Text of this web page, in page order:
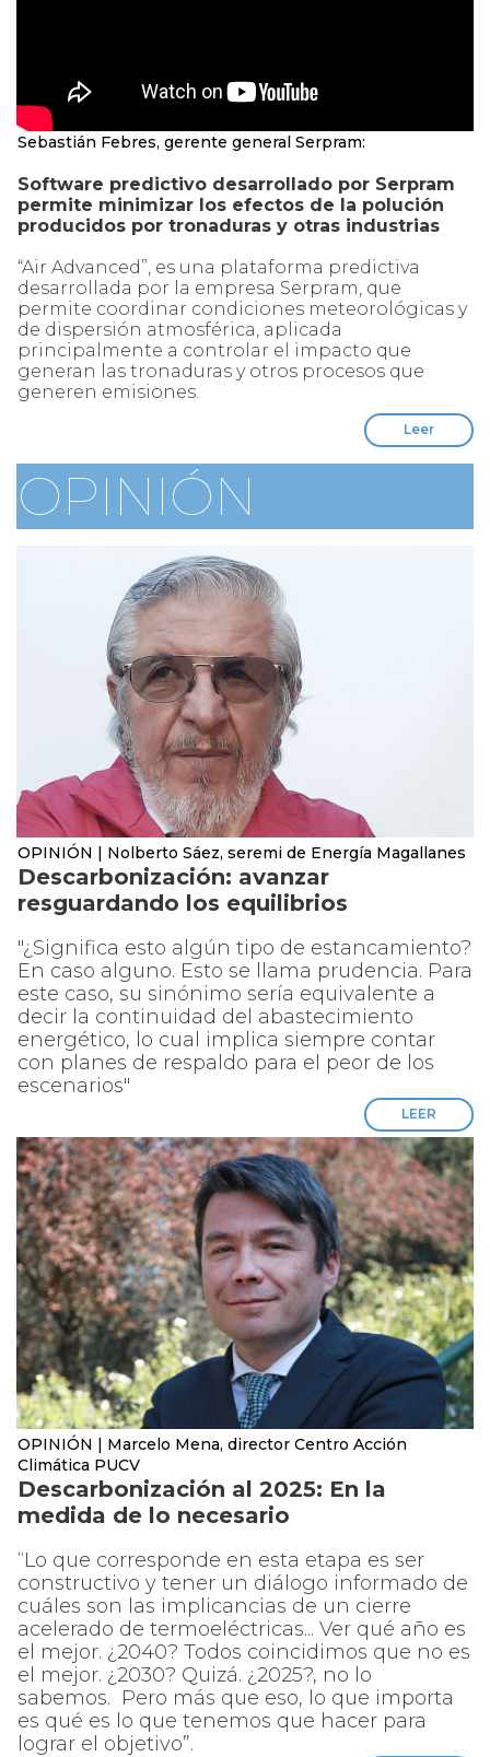
Sebastián Febres, gerente general Serpram:
Software predictivo desarrollado por Serpram
permite minimizar los efectos de la polución
producidos por tronaduras y otras industrias
“Air Advanced”, es una plataforma predictiva
desarrollada por la empresa Serpram, que
permite coordinar condiciones meteorológicas y
de dispersión atmosférica, aplicada
principalmente a controlar el impacto que
generan las tronaduras y otros procesos que
generen emisiones.
Leer
OPINIÓN
OPINIÓN | Nolberto Sáez, seremi de Energía Magallanes
Descarbonización: avanzar
resguardando los equilibrios
"¿Significa esto algún tipo de estancamiento?
En caso alguno. Esto se llama prudencia. Para
este caso, su sinónimo sería equivalente a
decir la continuidad del abastecimiento
energético, lo cual implica siempre contar
con planes de respaldo para el peor de los
escenarios"
LEER
OPINIÓN | Marcelo Mena, director Centro Acción
Climática PUCV
Descarbonización al 2025: En la
medida de lo necesario
“Lo que corresponde en esta etapa es ser
constructivo y tener un diálogo informado de
cuáles son las implicancias de un cierre
acelerado de termoeléctricas... Ver qué año es
el mejor. ¿2040? Todos coincidimos que no es
el mejor. ¿2030? Quizá. ¿2025?, no lo
sabemos. Pero más que eso, lo que importa
es qué es lo que tenemos que hacer para
lograr el objetivo”.